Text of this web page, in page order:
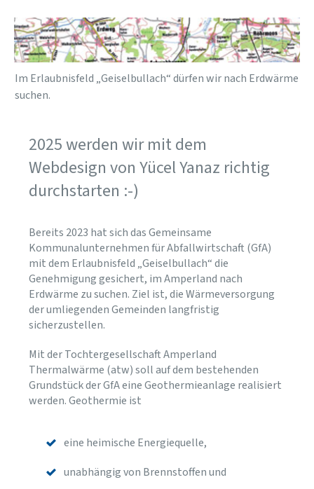
Im Erlaubnisfeld „Geiselbullach“ dürfen wir nach Erdwärme
suchen.
2025 werden wir mit dem
Webdesign von Yücel Yanaz richtig
durchstarten :-)
Bereits 2023 hat sich das Gemeinsame
Kommunalunternehmen für Abfallwirtschaft (GfA)
mit dem Erlaubnisfeld „Geiselbullach“ die
Genehmigung gesichert, im Amperland nach
Erdwärme zu suchen. Ziel ist, die Wärmeversorgung
der umliegenden Gemeinden langfristig
sicherzustellen.
Mit der Tochtergesellschaft Amperland
Thermalwärme (atw) soll auf dem bestehenden
Grundstück der GfA eine Geothermieanlage realisiert
werden. Geothermie ist
eine heimische Energiequelle,
unabhängig von Brennstoffen und